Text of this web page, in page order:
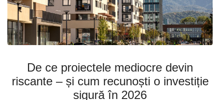
De ce proiectele mediocre devin
riscante – și cum recunoști o investiție
sigură în 2026